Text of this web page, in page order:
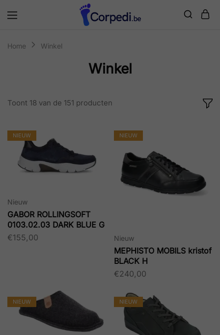
Home Winkel
Winkel
Toont 18 van de 151 producten
NIEUW
Nieuw
GABOR ROLLINGSOFT
0103.02.03 DARK BLUE G
€155,00
NIEUW
Nieuw
MEPHISTO MOBILS kristof
BLACK H
€240,00
NIEUW NIEUW